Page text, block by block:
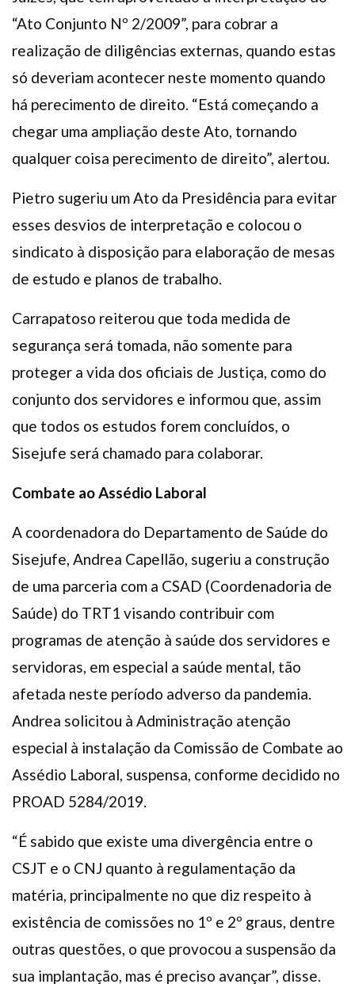
“Ato Conjunto Nº 2/2009”, para cobrar a
realização de diligências externas, quando estas
só deveriam acontecer neste momento quando
há perecimento de direito. “Está começando a
chegar uma ampliação deste Ato, tornando
qualquer coisa perecimento de direito”, alertou.
Pietro sugeriu um Ato da Presidência para evitar
esses desvios de interpretação e colocou o
sindicato à disposição para elaboração de mesas
de estudo e planos de trabalho.
Carrapatoso reiterou que toda medida de
segurança será tomada, não somente para
proteger a vida dos oficiais de Justiça, como do
conjunto dos servidores e informou que, assim
que todos os estudos forem concluídos, o
Sisejufe será chamado para colaborar.
Combate ao Assédio Laboral
A coordenadora do Departamento de Saúde do
Sisejufe, Andrea Capellão, sugeriu a construção
de uma parceria com a CSAD (Coordenadoria de
Saúde) do TRT1 visando contribuir com
programas de atenção à saúde dos servidores e
servidoras, em especial a saúde mental, tão
afetada neste período adverso da pandemia.
Andrea solicitou à Administração atenção
especial à instalação da Comissão de Combate ao
Assédio Laboral, suspensa, conforme decidido no
PROAD 5284/2019.
“É sabido que existe uma divergência entre o
CSJT e o CNJ quanto à regulamentação da
matéria, principalmente no que diz respeito à
existência de comissões no 1º e 2º graus, dentre
outras questões, o que provocou a suspensão da
sua implantação, mas é preciso avançar”, disse.